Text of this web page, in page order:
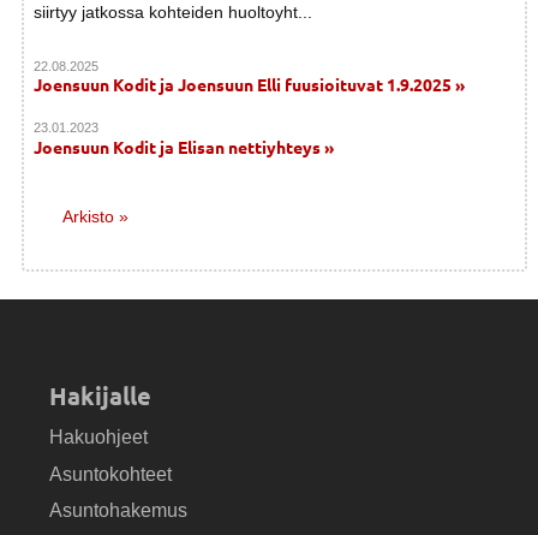
siirtyy jatkossa kohteiden huoltoyht...
22.08.2025
Joensuun Kodit ja Joensuun Elli fuusioituvat 1.9.2025 »
23.01.2023
Joensuun Kodit ja Elisan nettiyhteys »
Arkisto »
Hakijalle
Hakuohjeet
Asuntokohteet
Asuntohakemus